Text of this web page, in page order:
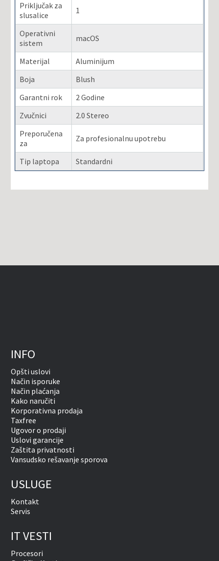
Priključak za
slusalice
1
Operativni
sistem
macOS
Materijal
Aluminijum
Boja
Blush
Garantni rok
2 Godine
Zvučnici
2.0 Stereo
Preporučena
za
Za profesionalnu upotrebu
Tip laptopa Standardni
INFO
Opšti uslovi
Način isporuke
Način plaćanja
Kako naručiti
Korporativna prodaja
Taxfree
Ugovor o prodaji
Uslovi garancije
Zaštita privatnosti
Vansudsko rešavanje sporova
USLUGE
Kontakt
Servis
IT VESTI
Procesori